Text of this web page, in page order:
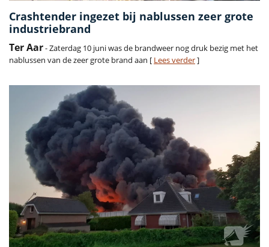
Crashtender ingezet bij nablussen zeer grote
industriebrand
Ter Aar- Zaterdag 10 juni was de brandweer nog druk bezig met het
nablussen van de zeer grote brand aan [ Lees verder]